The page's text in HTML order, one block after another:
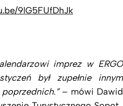
9lG5FUfDhJk
imprez w ERGO
był zupełnie innym
– mówi Dawid